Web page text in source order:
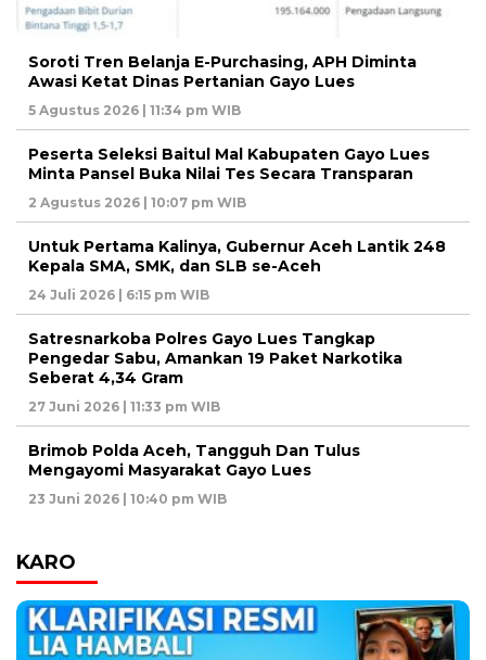
Soroti Tren Belanja E-Purchasing, APH Diminta
Awasi Ketat Dinas Pertanian Gayo Lues
5 Agustus 2026 | 11:34 pm WIB
Peserta Seleksi Baitul Mal Kabupaten Gayo Lues
Minta Pansel Buka Nilai Tes Secara Transparan
2 Agustus 2026 | 10:07 pm WIB
Untuk Pertama Kalinya, Gubernur Aceh Lantik 248
Kepala SMA, SMK, dan SLB se-Aceh
24 Juli 2026 | 6:15 pm WIB
Satresnarkoba Polres Gayo Lues Tangkap
Pengedar Sabu, Amankan 19 Paket Narkotika
Seberat 4,34 Gram
27 Juni 2026 | 11:33 pm WIB
Brimob Polda Aceh, Tangguh Dan Tulus
Mengayomi Masyarakat Gayo Lues
23 Juni 2026 | 10:40 pm WIB
KARO